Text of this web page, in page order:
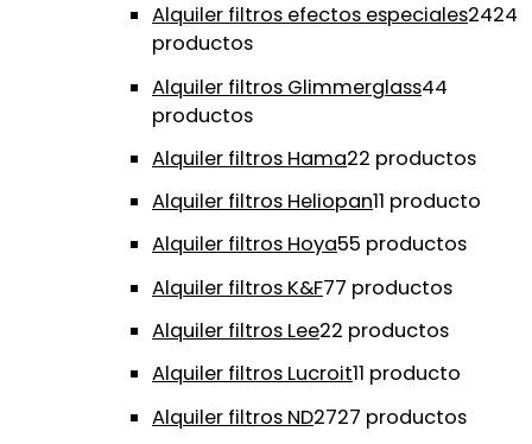
Alquiler filtros efectos especiales2424
productos
Alquiler filtros Glimmerglass44
productos
Alquiler filtros Hama22 productos
Alquiler filtros Heliopan11 producto
Alquiler filtros Hoya55 productos
Alquiler filtros K&F77 productos
Alquiler filtros Lee22 productos
Alquiler filtros Lucroit11 producto
Alquiler filtros ND2727 productos